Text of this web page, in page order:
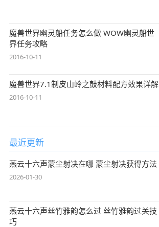
魔兽世界幽灵船任务怎么做 WOW幽灵船世
界任务攻略
2016-10-11
魔兽世界7.1制皮山岭之鼓材料配方效果详解
2016-10-11
最近更新
燕云十六声蒙尘射决在哪 蒙尘射决获得方法
2026-01-30
燕云十六声丝竹雅韵怎么过 丝竹雅韵过关技
巧